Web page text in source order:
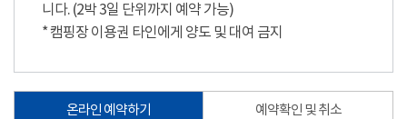
니다. (2박 3일 단위까지 예약 가능)
* 캠핑장 이용권 타인에게 양도 및 대여 금지
온라인 예약하기 예약확인 및 취소